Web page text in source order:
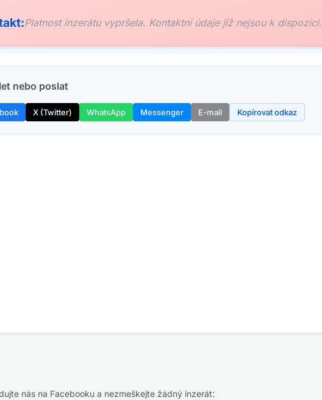
Platnost inzerátu vypršela. Kontaktní údaje již nejsou k dispozici.
nebo poslat
X (Twitter) WhatsApp Messenger E-mail Kopírovat odkaz
nás na Facebooku a nezmeškejte žádný inzerát: